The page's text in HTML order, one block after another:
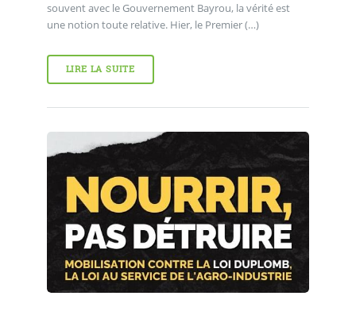
souvent avec le Gouvernement Bayrou, la vérité est
une notion toute relative. Hier, le Premier (…)
LIRE LA SUITE